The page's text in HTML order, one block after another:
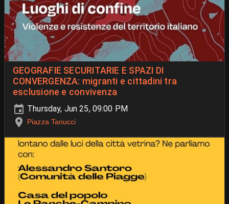
GEOGRAFIE SECURITARIE E SPAZI DI
CONVERGENZA: migranti e cittadini tra
esclusione e convivenza
Thursday, Jun 25, 09:00 PM
Piazza Tanucci